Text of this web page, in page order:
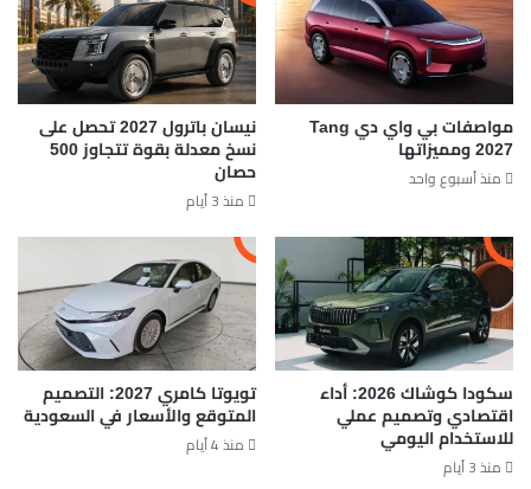
مواصفات بي واي دي Tang
2027 ومميزاتها
منذ أسبوع واحد
نيسان باترول 2027 تحصل على
نسخ معدلة بقوة تتجاوز 500
حصان
منذ 3 أيام
سكودا كوشاك 2026: أداء
اقتصادي وتصميم عملي
للاستخدام اليومي
منذ 3 أيام
تويوتا كامري 2027: التصميم
المتوقع والأسعار في السعودية
منذ 4 أيام